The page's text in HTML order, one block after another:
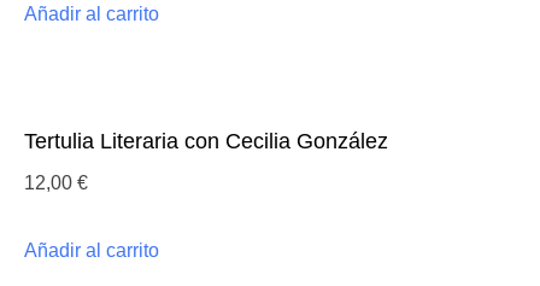
Añadir al carrito
Tertulia Literaria con Cecilia González
12,00 €
Añadir al carrito